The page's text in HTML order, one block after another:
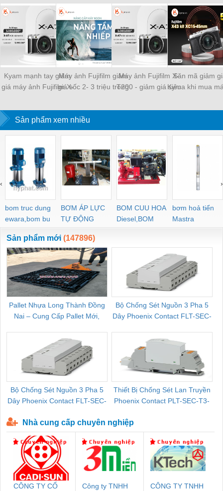
Kyam mạnh tay giảm
giá máy ảnh Fujifilm X-
Máy ảnh Fujifilm giảm
giá sốc 2- 3 triệu trong
Máy ảnh Fujifilm X-
T200 - giảm giá siêu
Săn mã giảm
Kyma khi mua
Sản phẩm xem nhiều
bom truc dung
ewara,bom bu
ewara
BƠM ÁP LỰC
TỰ ĐỘNG
BOM CUU HOA
Diesel,BOM
CHUA CHAY
bơm hoả tiển
Mastra
‹ ›
Sản phẩm mới (147896)
Pallet Nhựa Long Thành Đồng
Nai – Cung Cấp Pallet Mới,
Bộ Chống Sét Nguồn 3 Pha 5
Dây Phoenix Contact FLT-SEC-
Bộ Chống Sét Nguồn 3 Pha 5
Dây Phoenix Contact FLT-SEC-
Thiết Bị Chống Sét Lan Truyền
Phoenix Contact PLT-SEC-T3-
Nhà cung cấp chuyên nghiệp
CÔNG TY CỔ
Công ty TNHH
CÔNG TY TNHH